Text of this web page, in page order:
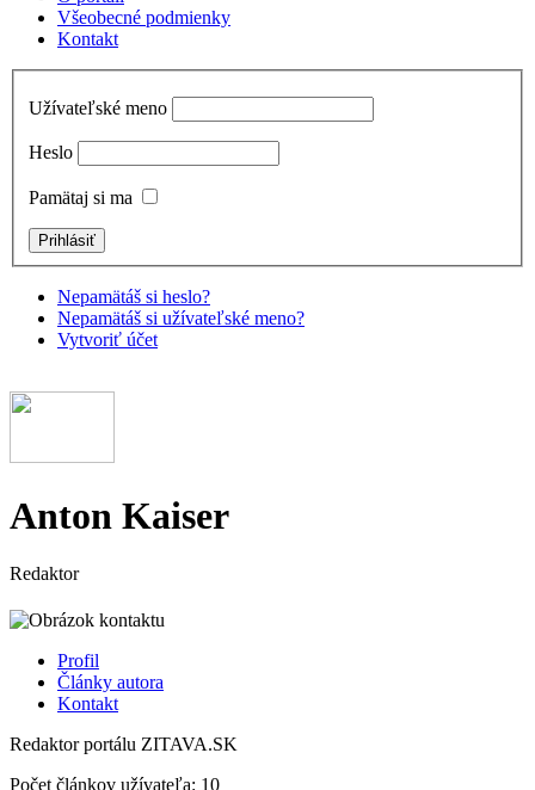
Všeobecné podmienky
Kontakt
Užívateľské meno
Heslo
Pamätaj si ma
Nepamätáš si heslo?
Nepamätáš si užívateľské meno?
Vytvoriť účet
Anton Kaiser
Redaktor
Profil
Články autora
Kontakt
Redaktor portálu ZITAVA.SK
Počet článkov užívateľa: 10